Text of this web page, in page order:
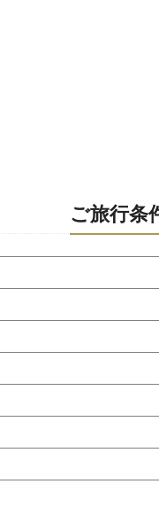
ご旅行条